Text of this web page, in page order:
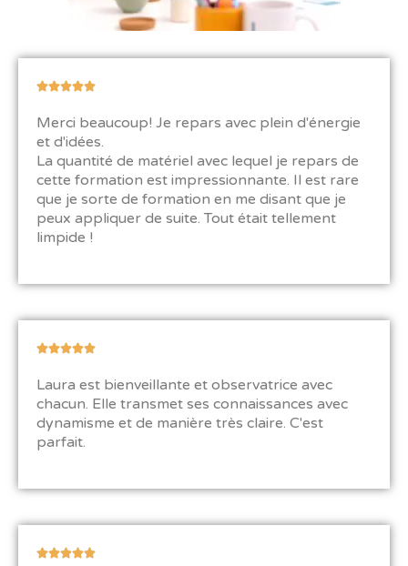
N
t
é
5
s
u
r
Merci beaucoup! Je repars avec plein d'énergie
et d'idées.
La quantité de matériel avec lequel je repars de
cette formation est impressionnante. Il est rare
que je sorte de formation en me disant que je
peux appliquer de suite. Tout était tellement
limpide !
N
t
é
5
Laura est bienveillante et observatrice avec
chacun. Elle transmet ses connaissances avec
dynamisme et de manière très claire. C'est
parfait.
N